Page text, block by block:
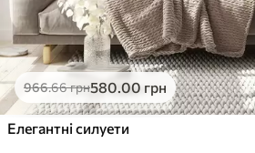
966.66грн580.00 грн
Елегантні силуети